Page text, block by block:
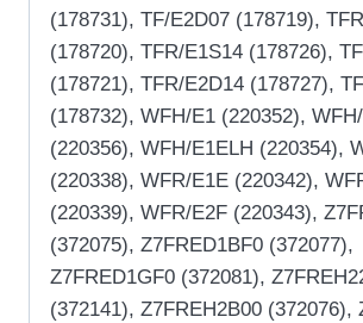
(178731), TF/E2D07 (178719),
(178720), TFR/E1S14 (178726),
(178721), TFR/E2D14 (178727),
(178732), WFH/E1 (220352),
(220356), WFH/E1ELH (220354),
(220338), WFR/E1E (220342),
(220339), WFR/E2F (220343),
(372075), Z7FRED1BF0 (372077),
Z7FRED1GF0 (372081),
(372141), Z7FREH2B00 (372076),